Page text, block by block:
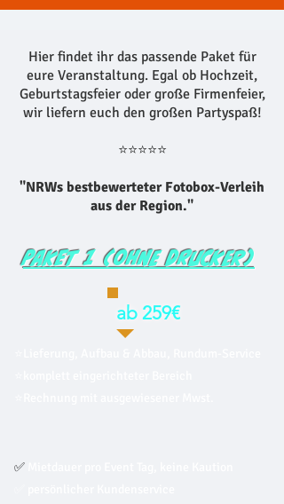
Hier findet ihr das passende Paket für
eure Veranstaltung. Egal ob Hochzeit,
Geburtstagsfeier oder große Firmenfeier,
wir liefern euch den großen Partyspaß!
⭐⭐⭐⭐⭐
"NRWs bestbewerteter Fotobox-Verleih
aus der Region."
Paket 1 (ohne Drucker)
ab 259€
✅